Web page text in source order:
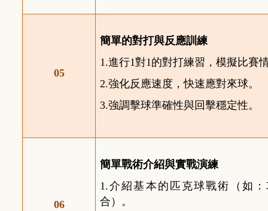
05
簡單的對打與反應訓練
1.進行1對1的對打練習，模擬比賽
2.強化反應速度，快速應對來球。
3.強調擊球準確性與回擊穩定性。
06
簡單戰術介紹與實戰演練
1.介紹基本的匹克球戰術（如
合）。